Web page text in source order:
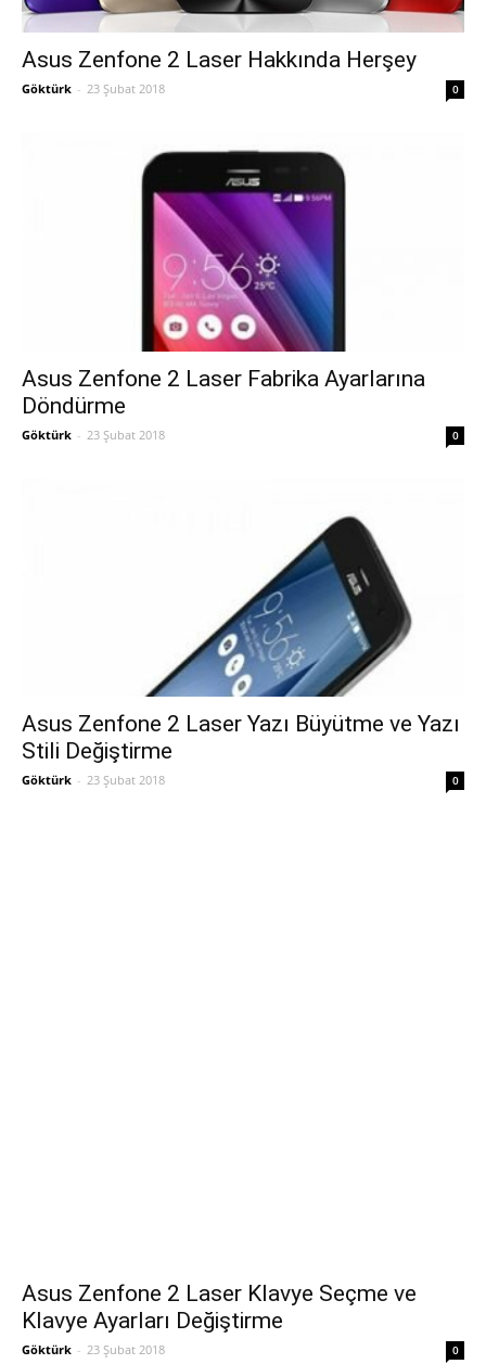
Asus Zenfone 2 Laser Hakkında Herşey
Göktürk - 23 Şubat 2018 0
Asus Zenfone 2 Laser Fabrika Ayarlarına
Döndürme
Göktürk - 23 Şubat 2018 0
Asus Zenfone 2 Laser Yazı Büyütme ve Yazı
Stili Değiştirme
Göktürk - 23 Şubat 2018 0
Asus Zenfone 2 Laser Klavye Seçme ve
Klavye Ayarları Değiştirme
Göktürk - 23 Şubat 2018 0